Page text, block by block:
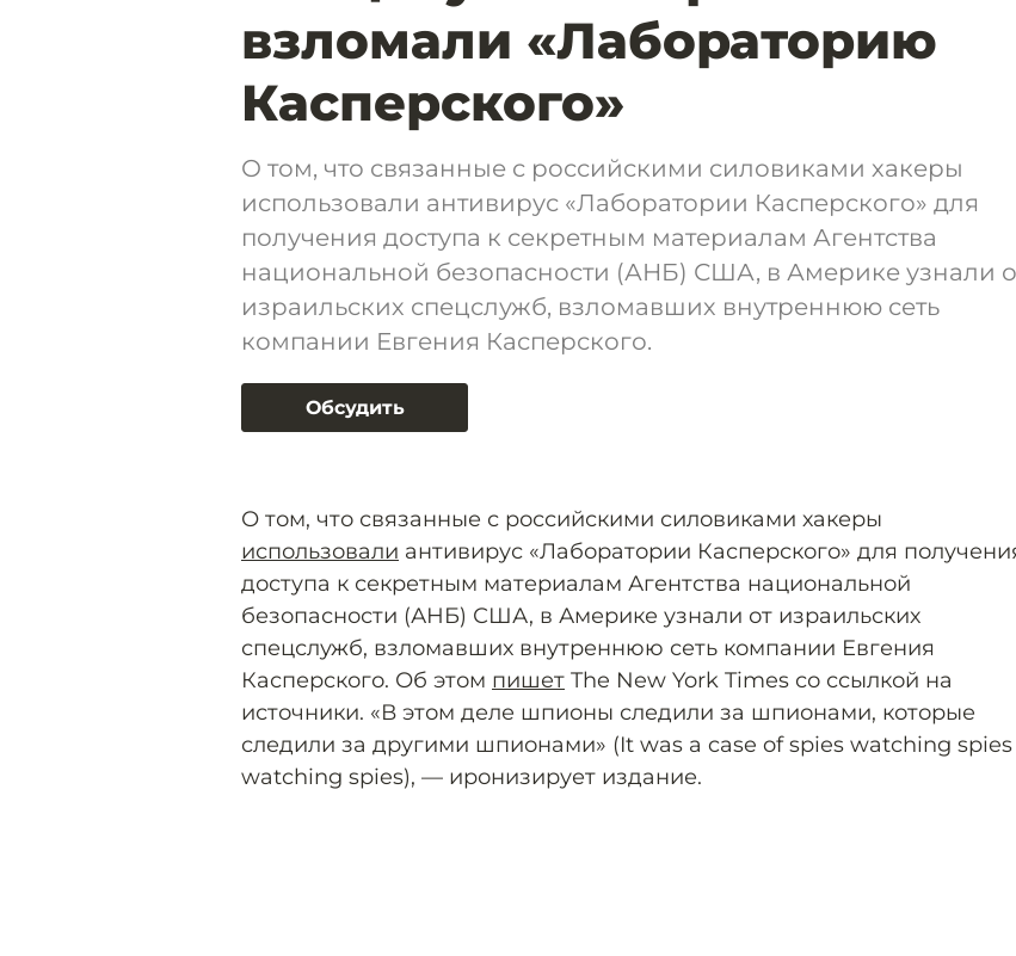
взломали «Лабораторию
Касперского»
О том, что связанные с российскими силовиками хакеры
использовали антивирус «Лаборатории Касперского» для
получения доступа к секретным материалам Агентства
национальной безопасности (АНБ) США, в Америке узнали
израильских спецслужб, взломавших внутреннюю сеть
компании Евгения Касперского.
Обсудить
О том, что связанные с российскими силовиками хакеры
использовали антивирус «Лаборатории Касперского» для
доступа к секретным материалам Агентства национальной
безопасности (АНБ) США, в Америке узнали от израильских
спецслужб, взломавших внутреннюю сеть компании Евгения
Касперского. Об этом пишет The New York Times со ссылкой на
источники. «В этом деле шпионы следили за шпионами, которые
следили за другими шпионами» (It was a case of spies watching spies
watching spies), — иронизирует издание.